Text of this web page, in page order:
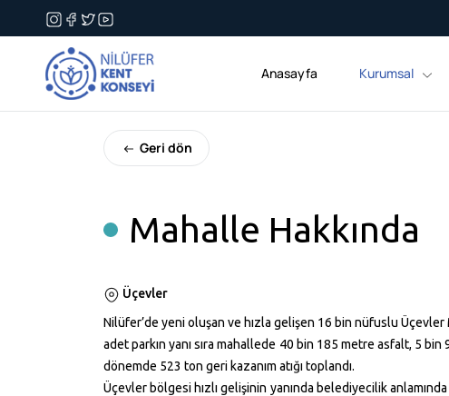
Anasayfa Kurumsal
Geri dön
Mahalle Hakkında
Üçevler
Nilüfer’de yeni oluşan ve hızla gelişen 16 bin nüfuslu Üçevler
adet parkın yanı sıra mahallede 40 bin 185 metre asfalt, 5 bin
dönemde 523 ton geri kazanım atığı toplandı.
Üçevler bölgesi hızlı gelişinin yanında belediyecilik